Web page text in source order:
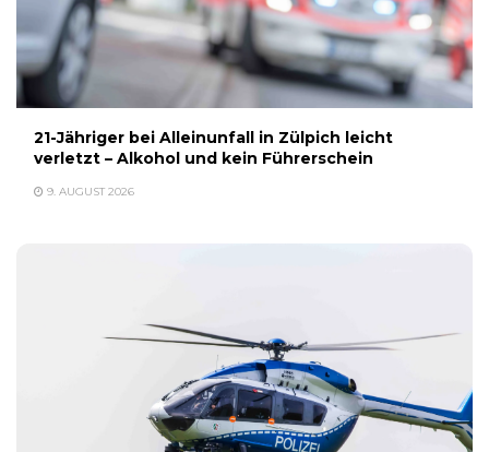
21-Jähriger bei Alleinunfall in Zülpich leicht
verletzt – Alkohol und kein Führerschein
9. AUGUST 2026